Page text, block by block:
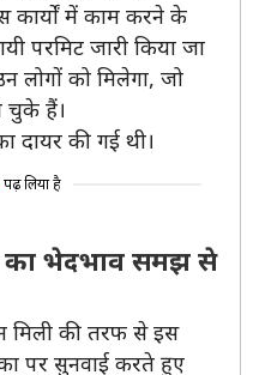
कार्यों में काम करने के
परमिट जारी किया जा
लोगों को मिलेगा, जो
चुके हैं।
दायर की गई थी।
पढ़ लिया है
का भेदभाव समझ से
मिली की तरफ से इस
पर सुनवाई करते हुए